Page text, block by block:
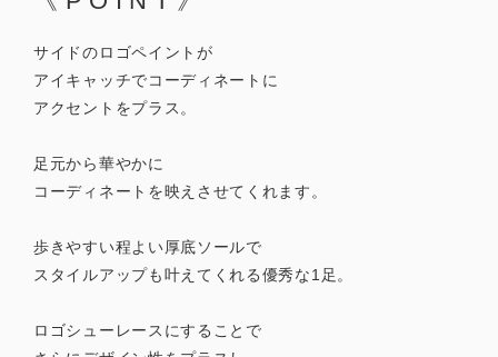
サイドのロゴペイントが
アイキャッチでコーディネートに
アクセントをプラス。
足元から華やかに
コーディネートを映えさせてくれます。
歩きやすい程よい厚底ソールで
スタイルアップも叶えてくれる優秀な1足。
ロゴシューレースにすることで